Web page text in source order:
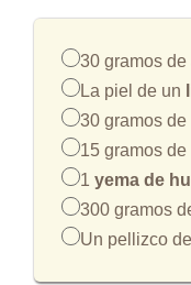
30 gramos de
La piel de un
30 gramos de
15 gramos de
1 yema de
300 gramos
Un pellizco de